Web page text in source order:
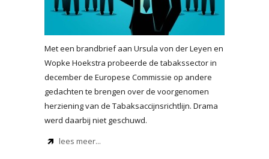
Met een brandbrief aan Ursula von der Leyen en
Wopke Hoekstra probeerde de tabakssector in
december de Europese Commissie op andere
gedachten te brengen over de voorgenomen
herziening van de Tabaksaccijnsrichtlijn. Drama
werd daarbij niet geschuwd.
lees meer...